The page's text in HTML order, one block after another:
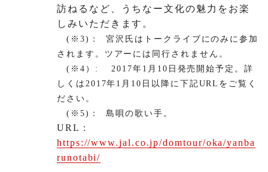
訪ねるなど、うちなー文化の魅力をお楽
しみいただきます。
(※3)： 宮沢氏はトークライブにのみに参加
されます。ツアーには同行されません。
(※4）: 2017年1月10日発売開始予定。詳
しくは2017年1月10日以降に下記URLをご覧く
ださい。
(※5)： 島唄の歌い手。
URL :
https://www.jal.co.jp/domtour/oka/yanba
runotabi/